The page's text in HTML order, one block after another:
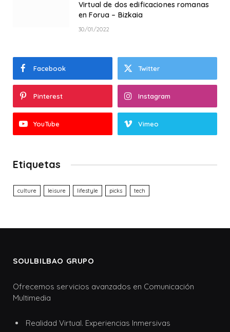
Virtual de dos edificaciones romanas
en Forua – Bizkaia
30/01/2022
Facebook Twitter
Pinterest Instagram
YouTube Vimeo
Etiquetas
culture leisure lifestyle picks tech
SOULBILBAO GRUPO
Ofrecemos servicios avanzados en Comunicación
Multimedia
Realidad Virtual. Experiencias Inmersivas